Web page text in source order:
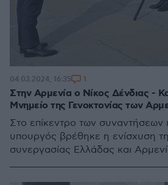
Στην Αρμενία ο Νίκος Δένδιας -
Μνημείο της Γενοκτονίας των
Στο επίκεντρο των συναντήσεων
υπουργός βρέθηκε η ενίσχυση
συνεργασίας Ελλάδας και
04.03.2024, 16:35 1